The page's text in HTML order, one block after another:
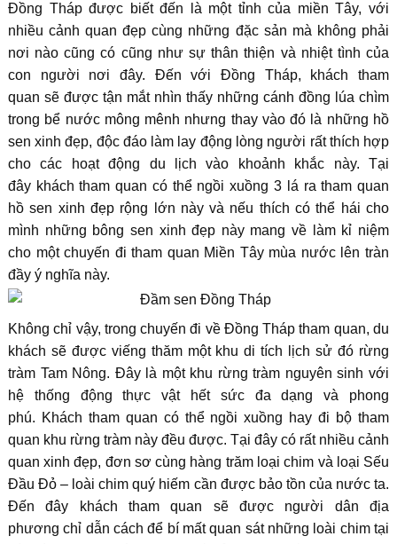
Đồng Tháp được biết đến là một tỉnh của miền Tây, với
nhiều cảnh quan đẹp cùng những đặc sản mà không phải
nơi nào cũng có cũng như sự thân thiện và nhiệt tình của
con người nơi đây. Đến với Đồng Tháp, khách tham
quan sẽ được tận mắt nhìn thấy những cánh đồng lúa chìm
trong bể nước mông mênh nhưng thay vào đó là những hồ
sen xinh đẹp, độc đáo làm lay động lòng người rất thích hợp
cho các hoạt động du lịch vào khoảnh khắc này. Tại
đây khách tham quan có thể ngồi xuồng 3 lá ra tham quan
hồ sen xinh đẹp rộng lớn này và nếu thích có thể hái cho
mình những bông sen xinh đẹp này mang về làm kỉ niệm
cho một chuyến đi tham quan Miền Tây mùa nước lên tràn
đầy ý nghĩa này.
Không chỉ vậy, trong chuyến đi về Đồng Tháp tham quan, du
khách sẽ được viếng thăm một khu di tích lịch sử đó rừng
tràm Tam Nông. Đây là một khu rừng tràm nguyên sinh với
hệ thống động thực vật hết sức đa dạng và phong
phú. Khách tham quan có thể ngồi xuồng hay đi bộ tham
quan khu rừng tràm này đều được. Tại đây có rất nhiều cảnh
quan xinh đẹp, đơn sơ cùng hàng trăm loại chim và loại Sếu
Đầu Đỏ – loài chim quý hiếm cần được bảo tồn của nước ta.
Đến đây khách tham quan sẽ được người dân địa
phương chỉ dẫn cách để bí mất quan sát những loài chim tại